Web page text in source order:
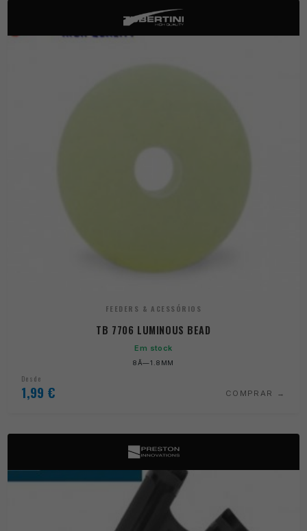
FEEDERS & ACESSÓRIOS
TB 7706 LUMINOUS BEAD
Em stock
8Ã—1.8MM
Desde
1,99 € COMPRAR